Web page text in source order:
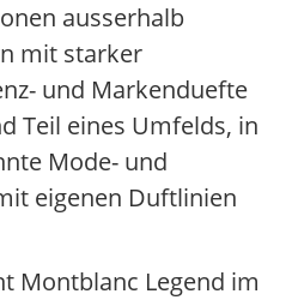
ausserhalb
mit starker
und Markenduefte
Teil eines Umfelds, in
Mode- und
eigenen Duftlinien
Montblanc Legend im